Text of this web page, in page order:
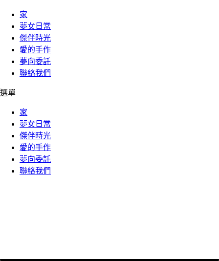
家
夢女日常
傑伴時光
愛的手作
夢向委託
聯絡我們
選單
家
夢女日常
傑伴時光
愛的手作
夢向委託
聯絡我們